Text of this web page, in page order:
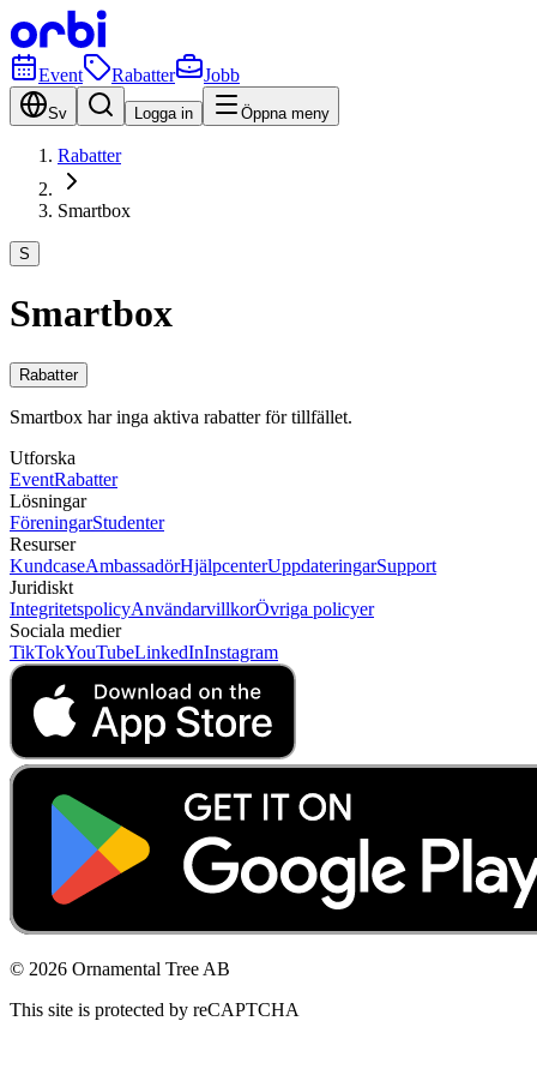
Event Rabatter Jobb
Sv Logga in Öppna meny
Rabatter
Smartbox
S
Smartbox
Rabatter
Smartbox har inga aktiva rabatter för tillfället.
Utforska
EventRabatter
Lösningar
FöreningarStudenter
Resurser
KundcaseAmbassadörHjälpcenterUppdateringarSupport
Juridiskt
IntegritetspolicyAnvändarvillkorÖvriga policyer
Sociala medier
TikTokYouTubeLinkedInInstagram
© 2026 Ornamental Tree AB
This site is protected by reCAPTCHA